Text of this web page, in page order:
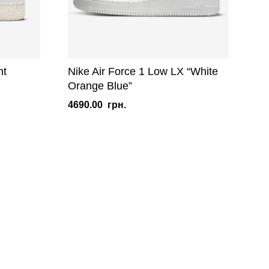
Nike Air Force 1 Low LX “White
Orange Blue”
4690.00 грн.